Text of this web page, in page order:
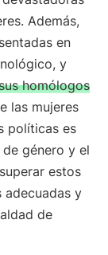
Además,
en
y
homólogos
las mujeres
políticas es
género y el
estos
adecuadas y
de